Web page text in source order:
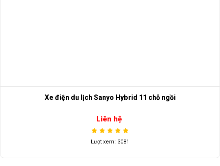
Xe điện du lịch Sanyo Hybrid 11 chỗ ngồi
Liên hệ
Lượt xem: 3081